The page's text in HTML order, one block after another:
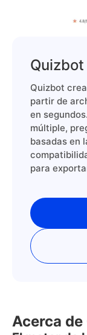
Quizbot
Quizbot
partir de
en
múltiple,
basadas en
para
Acerca